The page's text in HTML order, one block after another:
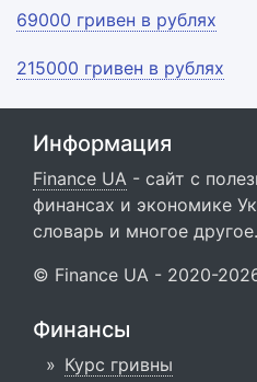
69000 гривен в рублях
215000 гривен в рублях
Информация
Finance UA - сайт с
финансах и экономике
словарь и многое другое.
© Finance UA - 2020-
Финансы
Курс гривны